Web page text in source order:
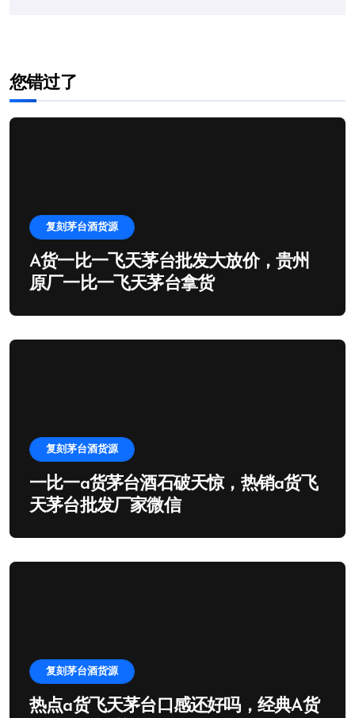
您错过了
复刻茅台酒货源
A货一比一飞天茅台批发大放价，贵州
原厂一比一飞天茅台拿货
复刻茅台酒货源
一比一a货茅台酒石破天惊，热销a货飞
天茅台批发厂家微信
复刻茅台酒货源
热点a货飞天茅台口感还好吗，经典A货